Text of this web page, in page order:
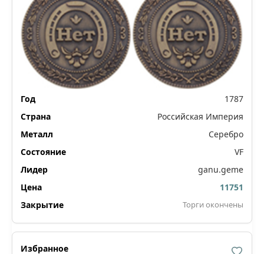
1787
Российская Империя
Серебро
VF
ganu.geme
11751
Торги окончены